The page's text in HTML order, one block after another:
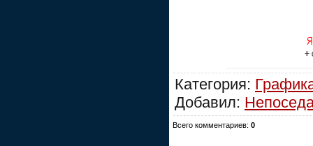
Категория:
Добавил:
Всего комментариев: 0